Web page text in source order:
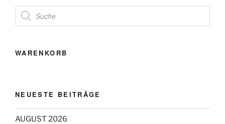
Products
search
WARENKORB
NEUESTE BEITRÄGE
AUGUST 2026